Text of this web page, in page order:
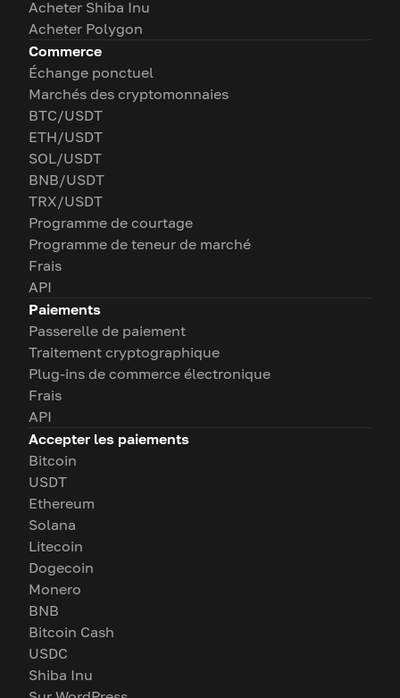
Acheter Shiba Inu
Acheter Polygon
Commerce
Échange ponctuel
Marchés des cryptomonnaies
BTC/USDT
ETH/USDT
SOL/USDT
BNB/USDT
TRX/USDT
Programme de courtage
Programme de teneur de marché
Frais
API
Paiements
Passerelle de paiement
Traitement cryptographique
Plug-ins de commerce électronique
Frais
API
Accepter les paiements
Bitcoin
USDT
Ethereum
Solana
Litecoin
Dogecoin
Monero
BNB
Bitcoin Cash
USDC
Shiba Inu